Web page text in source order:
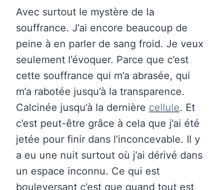
Avec surtout le mystère de la
souffrance. J’ai encore beaucoup de
peine à en parler de sang froid. Je veux
seulement l’évoquer. Parce que c’est
cette souffrance qui m’a abrasée, qui
m’a rabotée jusqu’à la transparence.
Calcinée jusqu’à la dernière cellule. Et
c’est peut-être grâce à cela que j’ai été
jetée pour finir dans l’inconcevable. Il y
a eu une nuit surtout où j’ai dérivé dans
un espace inconnu. Ce qui est
bouleversant c’est que quand tout est